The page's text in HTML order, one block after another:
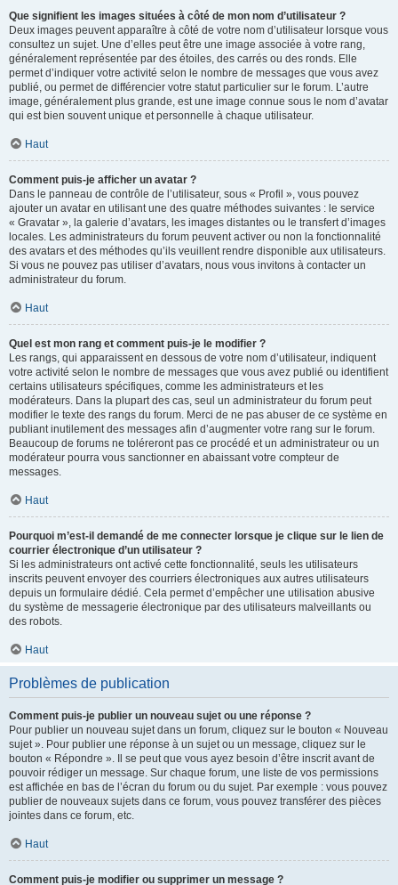
Que signifient les images situées à côté de mon nom d’utilisateur ?
Deux images peuvent apparaître à côté de votre nom d’utilisateur lorsque vous
consultez un sujet. Une d’elles peut être une image associée à votre rang,
généralement représentée par des étoiles, des carrés ou des ronds. Elle
permet d’indiquer votre activité selon le nombre de messages que vous avez
publié, ou permet de différencier votre statut particulier sur le forum. L’autre
image, généralement plus grande, est une image connue sous le nom d’avatar
qui est bien souvent unique et personnelle à chaque utilisateur.
Haut
Comment puis-je afficher un avatar ?
Dans le panneau de contrôle de l’utilisateur, sous « Profil », vous pouvez
ajouter un avatar en utilisant une des quatre méthodes suivantes : le service
« Gravatar », la galerie d’avatars, les images distantes ou le transfert d’images
locales. Les administrateurs du forum peuvent activer ou non la fonctionnalité
des avatars et des méthodes qu’ils veuillent rendre disponible aux utilisateurs.
Si vous ne pouvez pas utiliser d’avatars, nous vous invitons à contacter un
administrateur du forum.
Haut
Quel est mon rang et comment puis-je le modifier ?
Les rangs, qui apparaissent en dessous de votre nom d’utilisateur, indiquent
votre activité selon le nombre de messages que vous avez publié ou identifient
certains utilisateurs spécifiques, comme les administrateurs et les
modérateurs. Dans la plupart des cas, seul un administrateur du forum peut
modifier le texte des rangs du forum. Merci de ne pas abuser de ce système en
publiant inutilement des messages afin d’augmenter votre rang sur le forum.
Beaucoup de forums ne toléreront pas ce procédé et un administrateur ou un
modérateur pourra vous sanctionner en abaissant votre compteur de
messages.
Haut
Pourquoi m’est-il demandé de me connecter lorsque je clique sur le lien de
courrier électronique d’un utilisateur ?
Si les administrateurs ont activé cette fonctionnalité, seuls les utilisateurs
inscrits peuvent envoyer des courriers électroniques aux autres utilisateurs
depuis un formulaire dédié. Cela permet d’empêcher une utilisation abusive
du système de messagerie électronique par des utilisateurs malveillants ou
des robots.
Haut
Problèmes de publication
Comment puis-je publier un nouveau sujet ou une réponse ?
Pour publier un nouveau sujet dans un forum, cliquez sur le bouton « Nouveau
sujet ». Pour publier une réponse à un sujet ou un message, cliquez sur le
bouton « Répondre ». Il se peut que vous ayez besoin d’être inscrit avant de
pouvoir rédiger un message. Sur chaque forum, une liste de vos permissions
est affichée en bas de l’écran du forum ou du sujet. Par exemple : vous pouvez
publier de nouveaux sujets dans ce forum, vous pouvez transférer des pièces
jointes dans ce forum, etc.
Haut
Comment puis-je modifier ou supprimer un message ?